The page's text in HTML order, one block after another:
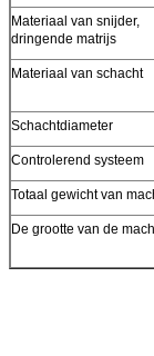
Materiaal van snijder,
dringende matrijs
Materiaal van schacht
Schachtdiameter
Controlerend systeem
Totaal gewicht van
De grootte van de